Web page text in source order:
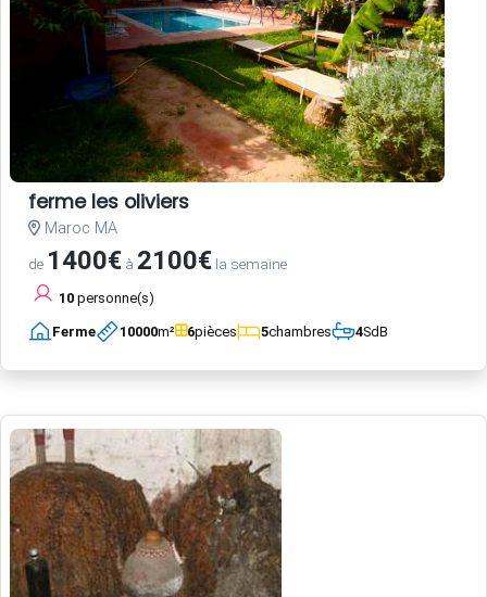
ferme les oliviers
Maroc MA
de 1400€ à 2100€ la semaine
10 personne(s)
Ferme 10000m² 6pièces 5chambres 4SdB